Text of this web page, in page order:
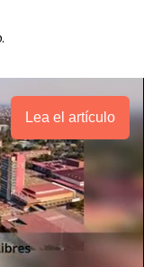
Lea el artículo